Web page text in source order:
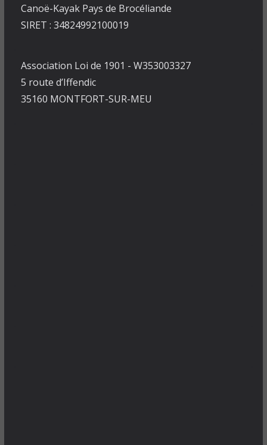
Canoë-Kayak Pays de Brocéliande
SIRET : 34824992100019
Association Loi de 1901 - W353003327
5 route d’Iffendic
35160 MONTFORT-SUR-MEU